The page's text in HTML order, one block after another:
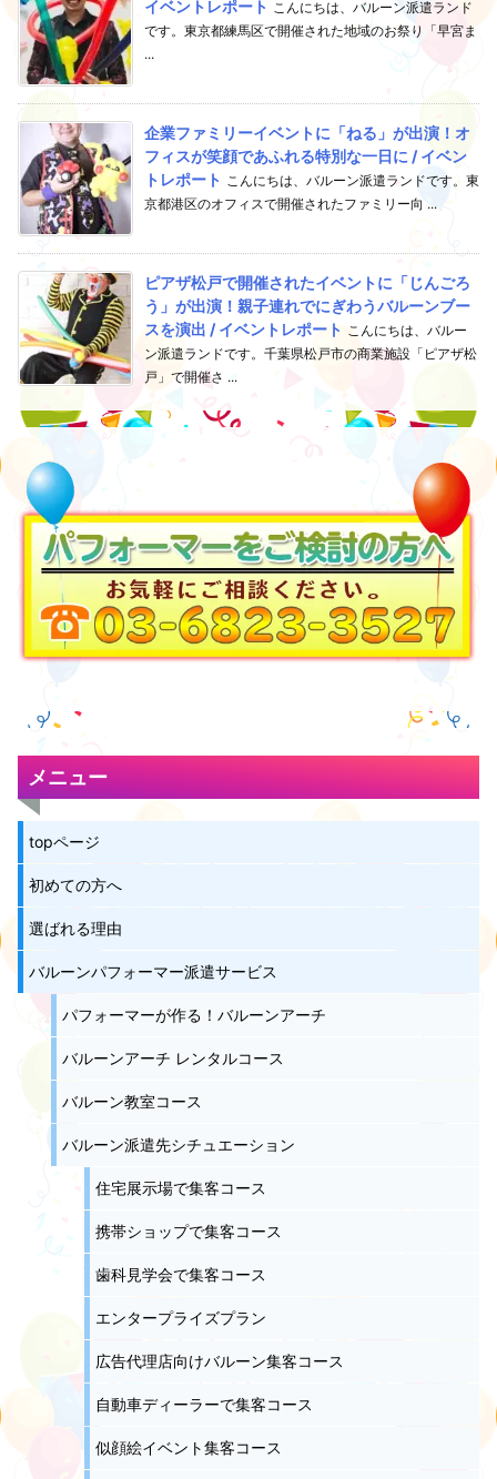
イベントレポート
こんにちは、バルーン派遣ランド
です。東京都練馬区で開催された地域のお祭り「早宮ま
...
企業ファミリーイベントに「ねる」が出演！オ
フィスが笑顔であふれる特別な一日に / イベン
トレポート
こんにちは、バルーン派遣ランドです。東
京都港区のオフィスで開催されたファミリー向 ...
ピアザ松戸で開催されたイベントに「じんごろ
う」が出演！親子連れでにぎわうバルーンブー
スを演出 / イベントレポート こんにちは、バルー
ン派遣ランドです。千葉県松戸市の商業施設「ピアザ松
戸」で開催さ ...
メニュー
topページ
初めての方へ
選ばれる理由
バルーンパフォーマー派遣サービス
パフォーマーが作る！バルーンアーチ
バルーンアーチ レンタルコース
バルーン教室コース
バルーン派遣先シチュエーション
住宅展示場で集客コース
携帯ショップで集客コース
歯科見学会で集客コース
エンタープライズプラン
広告代理店向けバルーン集客コース
自動車ディーラーで集客コース
似顔絵イベント集客コース